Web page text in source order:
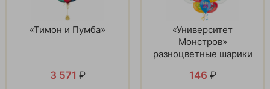
«Тимон и Пумба»
3 571 ₽
«Университет
Монстров»
разноцветные шарики
146 ₽